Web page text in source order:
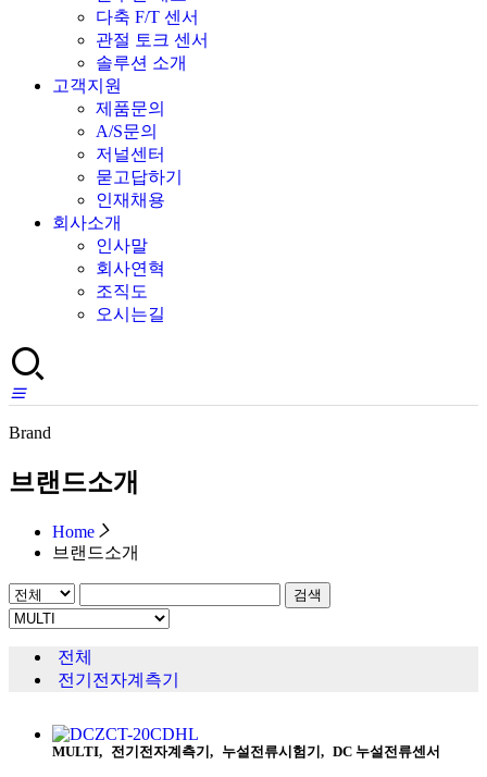
다축 F/T 센서
관절 토크 센서
솔루션 소개
고객지원
제품문의
A/S문의
저널센터
묻고답하기
인재채용
회사소개
인사말
회사연혁
조직도
오시는길
Brand
브랜드소개
Home
브랜드소개
검색
전체
전기전자계측기
MULTI, 전기전자계측기, 누설전류시험기, DC 누설전류센서